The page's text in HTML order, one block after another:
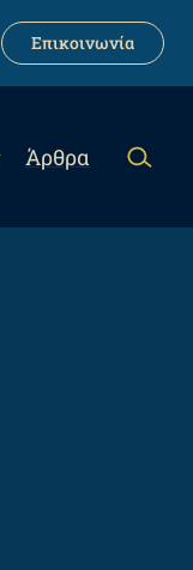
LINKΕπικοινωνία
Άρθρα